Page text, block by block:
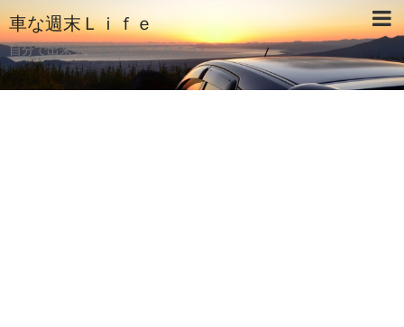
車な週末Ｌｉｆｅ
自分で出来ることはやってみよう♪